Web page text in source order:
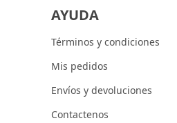
AYUDA
Términos y condiciones
Mis pedidos
Envíos y devoluciones
Contactenos